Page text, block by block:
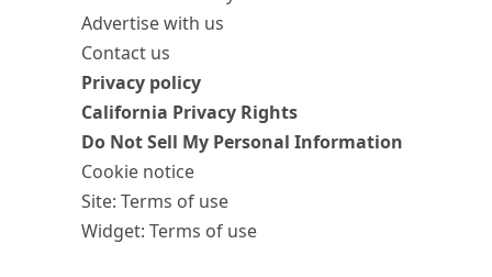
Advertise with us
Contact us
Privacy policy
California Privacy Rights
Do Not Sell My Personal Information
Cookie notice
Site: Terms of use
Widget: Terms of use